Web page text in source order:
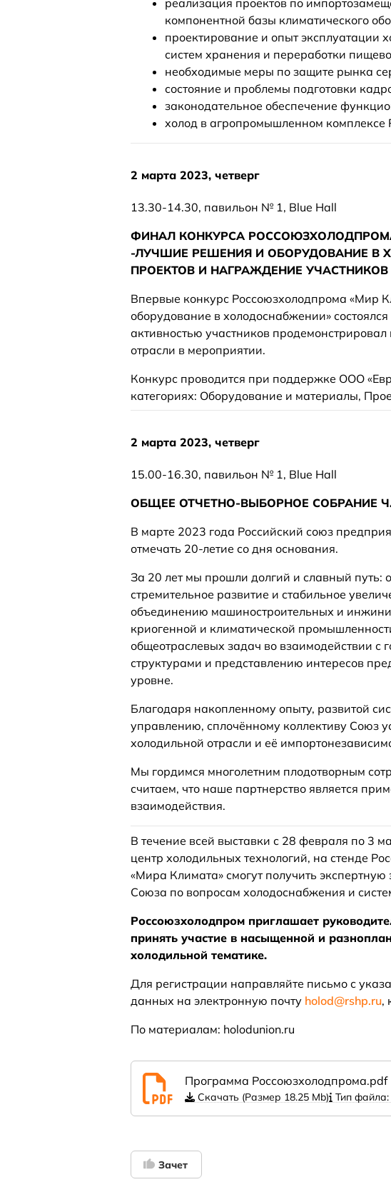
компонентной базы климатического
проектирование и опыт эксплуатации
систем хранения и переработки
необходимые меры по защите рынка
состояние и проблемы подготовки
законодательное обеспечение
холод в агропромышленном комплексе
2 марта 2023, четверг
13.30‑14.30, павильон № 1, Blue Hall
ФИНАЛ КОНКУРСА
-ЛУЧШИЕ РЕШЕНИЯ И ОБОРУДОВАНИЕ В
ПРОЕКТОВ И НАГРАЖДЕНИЕ УЧАСТНИКОВ
Впервые конкурс Россоюзхолодпрома «Мир
оборудование в холодоснабжении»
активностью участников
отрасли в мероприятии.
Конкурс проводится при поддержке ООО
категориях: Оборудование и материалы,
2 марта 2023, четверг
15.00‑16.30, павильон № 1, Blue Hall
ОБЩЕЕ ОТЧЕТНО-ВЫБОРНОЕ СОБРАНИЕ
В марте 2023 года Российский союз
отмечать 20-летие со дня основания.
За 20 лет мы прошли долгий и славный путь:
стремительное развитие и стабильное
объединению машиностроительных и
криогенной и климатической
общеотраслевых задач во взаимодействии с
структурами и представлению интересов
уровне.
Благодаря накопленному опыту, развитой
управлению, сплочённому коллективу Союз
холодильной отрасли и её
Мы гордимся многолетним плодотворным
считаем, что наше партнерство является
взаимодействия.
В течение всей выставки с 28 февраля по 3
центр холодильных технологий, на стенде
«Мира Климата» смогут получить
Союза по вопросам холодоснабжения и
Россоюзхолодпром приглашает
принять участие в насыщенной и
холодильной тематике.
Для регистрации направляйте письмо с
данных на электронную почту holod@rshp.ru,
По материалам: holodunion.ru
Программа Россоюзхолодпрома.pdf
Скачать (Размер 18.25 Mb) Тип
Зачет